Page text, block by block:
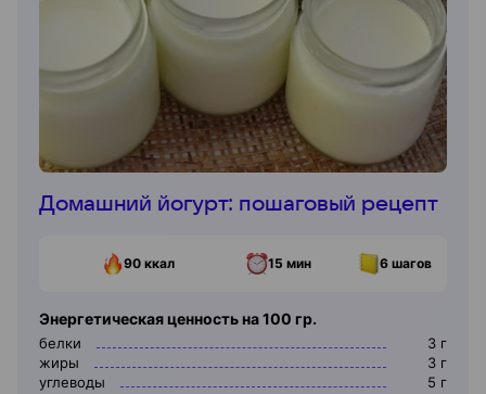
Домашний йогурт: пошаговый рецепт
90 ккал 15 мин 6 шагов
Энергетическая ценность на 100 гр.
белки 3 г
жиры
3 г
углеводы
5 г